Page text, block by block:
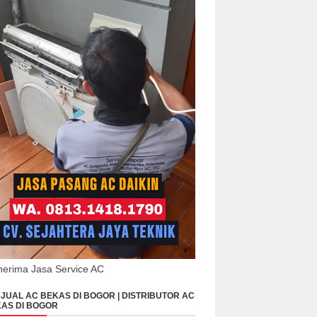
Jasa Service AC
AC BEKAS DI BOGOR | DISTRIBUTOR AC
DI BOGOR